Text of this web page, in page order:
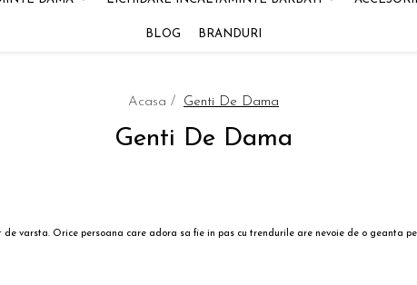
BLOG BRANDURI
Acasa / Genti De Dama
Genti De Dama
varsta. Orice persoana care adora sa fie in pas cu trendurile are nevoie de o geanta